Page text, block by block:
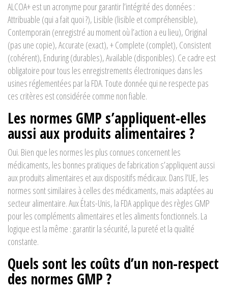
ALCOA+ est un acronyme pour garantir l’intégrité des données :
Attribuable (qui a fait quoi ?), Lisible (lisible et compréhensible),
Contemporain (enregistré au moment où l’action a eu lieu), Original
(pas une copie), Accurate (exact), + Complete (complet), Consistent
(cohérent), Enduring (durables), Available (disponibles). Ce cadre est
obligatoire pour tous les enregistrements électroniques dans les
usines réglementées par la FDA. Toute donnée qui ne respecte pas
ces critères est considérée comme non fiable.
Les normes GMP s’appliquent-elles
aussi aux produits alimentaires ?
Oui. Bien que les normes les plus connues concernent les
médicaments, les bonnes pratiques de fabrication s’appliquent aussi
aux produits alimentaires et aux dispositifs médicaux. Dans l’UE, les
normes sont similaires à celles des médicaments, mais adaptées au
secteur alimentaire. Aux États-Unis, la FDA applique des règles GMP
pour les compléments alimentaires et les aliments fonctionnels. La
logique est la même : garantir la sécurité, la pureté et la qualité
constante.
Quels sont les coûts d’un non-respect
des normes GMP ?